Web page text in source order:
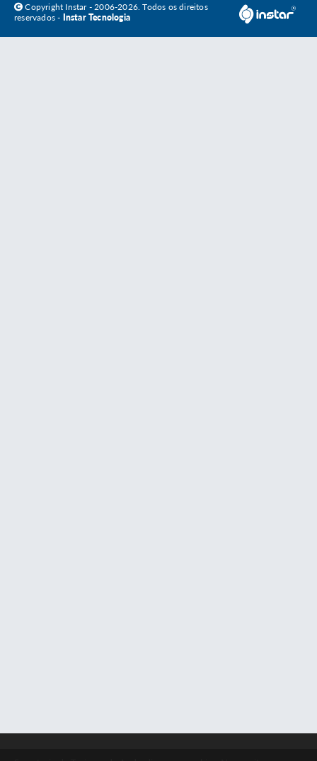
Copyright Instar - 2006-2026. Todos os direitos
reservados - Instar Tecnologia